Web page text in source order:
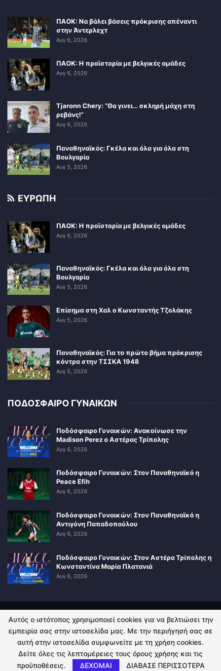
ΠΑΟΚ: Να βάλει βάσεις πρόκρισης απέναντι
στην Άντερλεχτ
Αυγ 6, 2026
ΠΑΟΚ: Η προϊστορία με βελγικές ομάδες
Αυγ 6, 2026
Tjaronn Chery: “Θα γινει… σκληρή μάχη στη
ρεβάνς!”
Αυγ 6, 2026
Παναθηναϊκός: Γκέλα και όλα για όλα στη
Βουλγαρία
Αυγ 5, 2026
ΕΥΡΩΠΗ
ΠΑΟΚ: Η προϊστορία με βελγικές ομάδες
Αυγ 6, 2026
Παναθηναϊκός: Γκέλα και όλα για όλα στη
Βουλγαρία
Αυγ 5, 2026
Επίσημα στη Χαλ ο Κωνσταντής Τζολάκης
Αυγ 5, 2026
Παναθηναϊκός: Για το πρώτο βήμα πρόκρισης
κόντρα στην ΤΣΣΚΑ 1948
Αυγ 5, 2026
ΠΟΔΟΣΦΑΙΡΟ ΓΥΝΑΙΚΩΝ
Ποδόσφαιρο Γυναικών: Ανακοίνωσε την
Madison Perez ο Αστέρας Τρίπολης
Αυγ 6, 2026
Ποδόσφαιρο Γυναικών: Στον Παναθηναϊκό η
Peace Efih
Αυγ 6, 2026
Ποδόσφαιρο Γυναικών: Στον Παναθηναϊκό η
Αντιγόνη Παπαδοπούλου
Αυγ 6, 2026
Ποδόσφαιρο Γυναικών: Στον Αστέρα Τρίπολης η
Κωνσταντίνα Μαρία Πλατανιά
Αυγ 6, 2026
ΠΟΛΙΤΙΚΗ ΑΠΟΡΡΗΤΟΥ ΕΠΙΚΟΙΝΩΝΙΑ
© 2026 - Kingsport.gr. All Rights Reserved.
Αυτός ο ιστότοπος χρησιμοποιεί cookies για να βελτιώσει την
εμπειρία σας στην ιστοσελίδα μας. Με την περιήγησή σας σε
αυτή στην ιστοσελίδα συμφωνείτε με τη χρήση cookies.
Δείτε όλες τις λεπτομέρειες τους όρους χρήσης και τις
προϋποθέσεις.
ΔΕΧΟΜΑΙ ΔΙΑΒΑΣΕ ΠΕΡΙΣΣΟΤΕΡΑ